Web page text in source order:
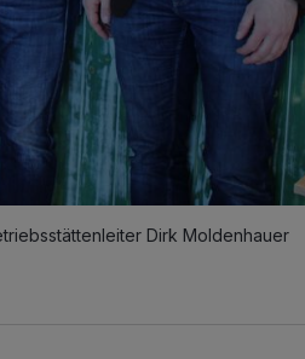
Dirk Moldenhauer